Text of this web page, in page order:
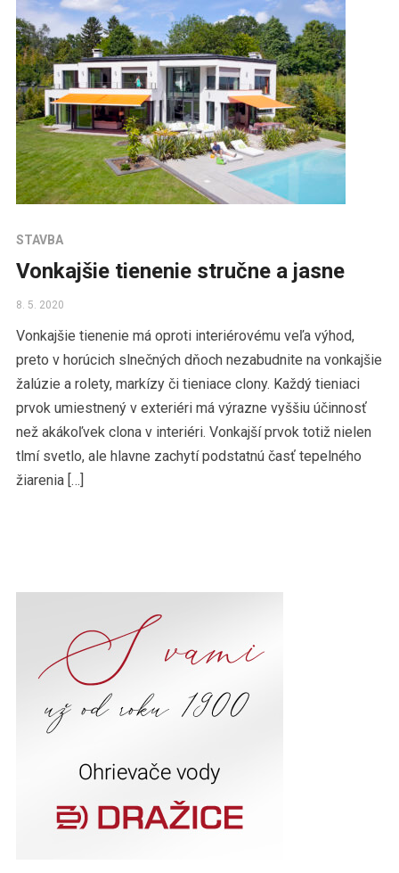
STAVBA
Vonkajšie tienenie stručne a jasne
8. 5. 2020
Vonkajšie tienenie má oproti interiérovému veľa výhod,
preto v horúcich slnečných dňoch nezabudnite na vonkajšie
žalúzie a rolety, markízy či tieniace clony. Každý tieniaci
prvok umiestnený v exteriéri má výrazne vyššiu účinnosť
než akákoľvek clona v interiéri. Vonkajší prvok totiž nielen
tlmí svetlo, ale hlavne zachytí podstatnú časť tepelného
žiarenia […]